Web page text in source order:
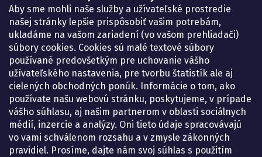
Aby sme mohli naše služby a užívateľské prostredie
našej stránky lepšie prispôsobiť vašim potrebám,
ukladáme na vašom zariadení (vo vašom prehliadači)
súbory cookies. Cookies sú malé textové súbory
používané predovšetkým pre uchovanie vášho
užívateľského nastavenia, pre tvorbu štatistík ale aj
cielených obchodných ponúk. Informácie o tom, ako
používate našu webovú stránku, poskytujeme, v prípade
vášho súhlasu, aj našim partnerom v oblasti sociálnych
médií, inzercie a analýzy. Oni tieto údaje spracovávajú
vo vami schválenom rozsahu a v zmysle zákonných
pravidiel. Prosíme, dajte nám svoj súhlas s použitím
Košice – Smetanova 2
Pondelok:
07.30 – 15.30 h.
Utorok:
07.30 – 16.00 h.
Streda:
07.30 – 16.00 h.
Štvrtok:
07.30 – 15.30 h.
Piatok:
07.30 – 15.30 h.
KONTAKT
eshop@lekarenadonai.sk
+421 948 203 203
Nájdete nás na Facebooku.